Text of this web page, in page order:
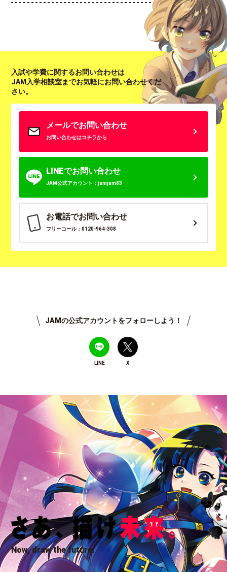
入試や学費に関するお問い合わせは
JAM入学相談室までお気軽にお問い合わせくだ
さい。
メールでお問い合わせ
お問い合わせはコチラから
LINEでお問い合わせ
JAM公式アカウント：jamjam83
お電話でお問い合わせ
フリーコール：0120-964-308
JAMの公式アカウントをフォローしよう！
LINE X
Now, draw the future.